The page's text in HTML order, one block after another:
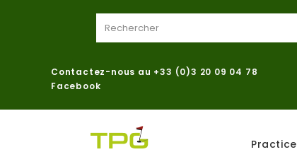
Contactez-nous au +33 (0)3 20 09 04 78
Facebook
Practice